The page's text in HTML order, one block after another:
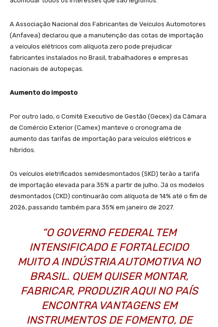
A Associação Nacional dos Fabricantes de Veículos Automotores
(Anfavea) declarou que a manutenção das cotas de importação
a veículos elétricos com alíquota zero pode prejudicar
fabricantes instalados no Brasil, trabalhadores e empresas
nacionais de autopeças.
Aumento do imposto
Por outro lado, o Comitê Executivo de Gestão (Gecex) da Câmara
de Comércio Exterior (Camex) manteve o cronograma de
aumento das tarifas de importação para veículos elétricos e
híbridos.
Os veículos eletrificados semidesmontados (SKD) terão a tarifa
de importação elevada para 35% a partir de julho. Já os modelos
desmontados (CKD) continuarão com alíquota de 14% até o fim de
2026, passando também para 35% em janeiro de 2027.
“O GOVERNO FEDERAL TEM
INTENSIFICADO E FORTALECIDO
MUITO A INDÚSTRIA AUTOMOTIVA NO
BRASIL. QUEM QUISER MONTAR,
FABRICAR, PRODUZIR AQUI NO PAÍS
ENCONTRA VANTAGENS EM
INSTRUMENTOS DE FOMENTO, DE